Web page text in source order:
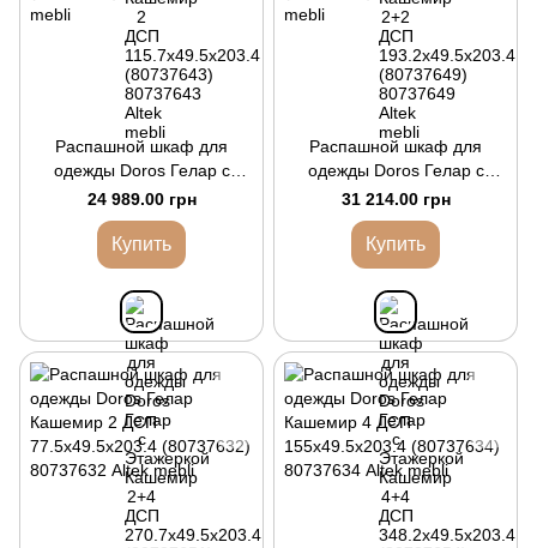
Распашной шкаф для
одежды Doros Гелар с
Этажеркой Кашемир 2+4
ДСП 270.7х49.5х203.4
(80737651)
24 989.00 грн
Купить
Распашной шкаф для
одежды Doros Гелар с
Этажеркой Кашемир 4+4
ДСП 348.2х49.5х203.4
(80737654)
31 214.00 грн
Купить